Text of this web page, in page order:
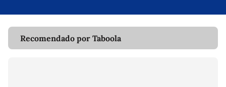
Recomendado por Taboola